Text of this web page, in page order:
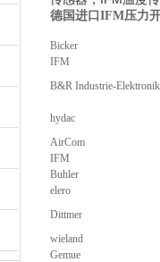
德国进口IFM压力
Bicker
IFM
B&R Industrie-
hydac
AirCom
IFM
Buhler
elero
Dittmer
wieland
Gemue